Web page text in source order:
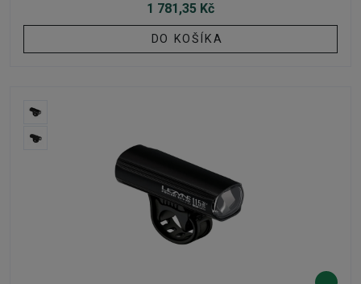
1 781,35 Kč
DO KOŠÍKA